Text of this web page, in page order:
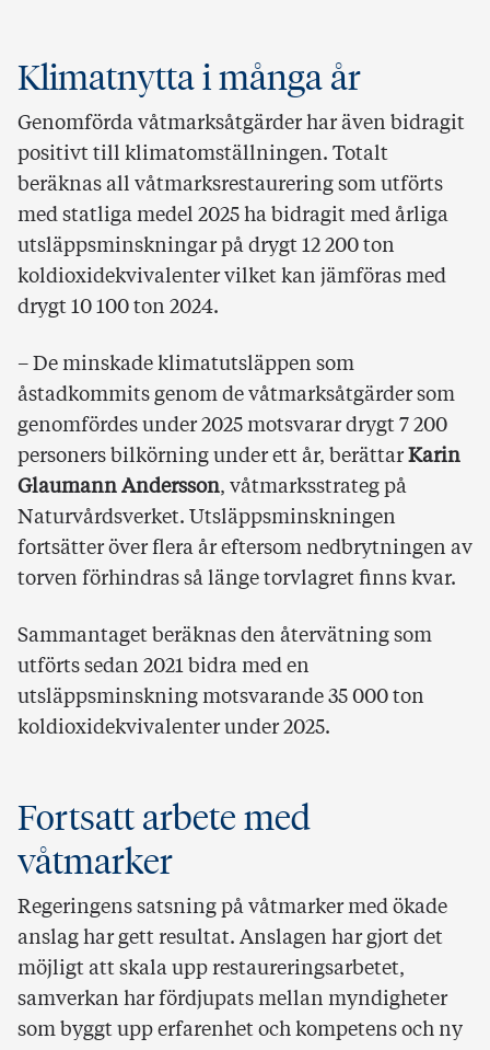
Klimatnytta i många år
Genomförda våtmarksåtgärder har även bidragit
positivt till klimatomställningen. Totalt
beräknas all våtmarksrestaurering som utförts
med statliga medel 2025 ha bidragit med årliga
utsläppsminskningar på drygt 12 200 ton
koldioxidekvivalenter vilket kan jämföras med
drygt 10 100 ton 2024.
– De minskade klimatutsläppen som
åstadkommits genom de våtmarksåtgärder som
genomfördes under 2025 motsvarar drygt 7 200
personers bilkörning under ett år, berättarKarin
Glaumann Andersson, våtmarksstrateg på
Naturvårdsverket. Utsläppsminskningen
fortsätter över flera år eftersom nedbrytningen av
torven förhindras så länge torvlagret finns kvar.
Sammantaget beräknas den återvätning som
utförts sedan 2021 bidra med en
utsläppsminskning motsvarande 35 000 ton
koldioxidekvivalenter under 2025.
Fortsatt arbete med
våtmarker
Regeringens satsning på våtmarker med ökade
anslag har gett resultat. Anslagen har gjort det
möjligt att skala upp restaureringsarbetet,
samverkan har fördjupats mellan myndigheter
som byggt upp erfarenhet och kompetens och ny